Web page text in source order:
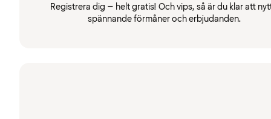
Registrera dig – helt gratis! Och vips, så är du klar att
spännande förmåner och erbjudanden.